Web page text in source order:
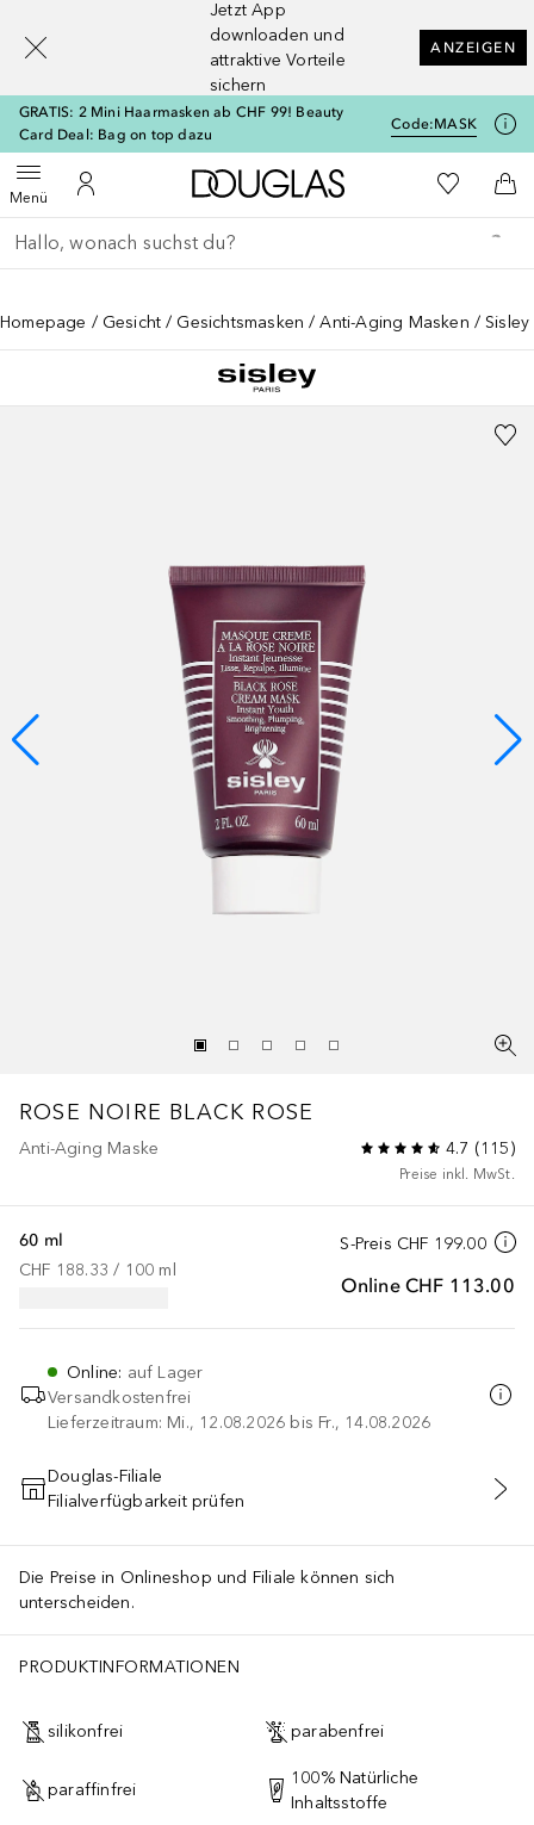
Jetzt App
downloaden und
attraktive Vorteile
sichern
ANZEIGEN
GRATIS: 2 Mini Haarmasken ab CHF 99! Beauty
Card Deal: Bag on top dazu
Code:MASK
MenüMenü öffnenZu Meinem Kundenkonto
Zur Douglas Startseite
Zu Meiner
Gehe zurück
Suche ausführen
Homepage Gesicht Gesichtsmasken Anti-Aging Masken
ROSE NOIRE BLACK ROSE
Anti-Aging Maske 4.7 (115)
Preise inkl. MwSt.
S-Preis CHF 199.00
Online CHF 113.00
60 ml
CHF 188.33 / 100 ml
Online: auf Lager
Versandkostenfrei
Lieferzeitraum: Mi., 12.08.2026 bis Fr., 14.08.2026
IN DEN WARENKORB
Douglas-Filiale
Filialverfügbarkeit prüfen
Die Preise in Onlineshop und Filiale können sich
unterscheiden.
PRODUKTINFORMATIONEN
silikonfrei parabenfrei
paraffinfrei
100% Natürliche
Inhaltsstoffe
[navigation.slideout.screenreader]